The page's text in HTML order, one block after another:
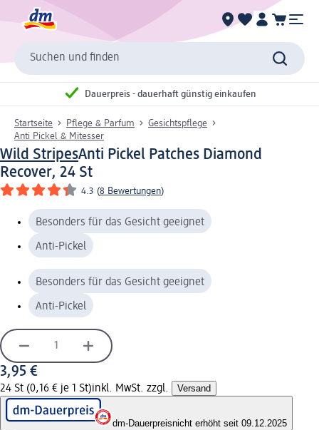
Suchen und finden
Dauerpreis - dauerhaft günstig einkaufen
Startseite Pflege & Parfum
Gesichtspflege
Anti Pickel & Mitesser
Wild StripesAnti Pickel Patches Diamond
Recover, 24 St
4.3 (8 Bewertungen)
Besonders für das Gesicht geeignet
Anti-Pickel
Besonders für das Gesicht geeignet
Anti-Pickel
3,95 €
24 St (0,16 € je 1 St)inkl. MwSt. zzgl. Versand
dm-Dauerpreisnicht erhöht seit 09.12.2025